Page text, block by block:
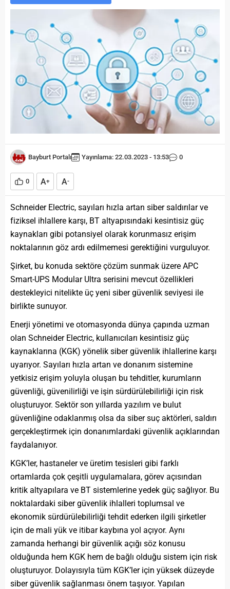
Bayburt Portalı Yayınlama: 22.03.2023 - 13:53 0
0 A+ A-
Schneider Electric, sayıları hızla artan siber saldırılar ve
fiziksel ihlallere karşı, BT altyapısındaki kesintisiz güç
kaynakları gibi potansiyel olarak korunmasız erişim
noktalarının göz ardı edilmemesi gerektiğini vurguluyor.
Şirket, bu konuda sektöre çözüm sunmak üzere APC
Smart-UPS Modular Ultra serisini mevcut özellikleri
destekleyici nitelikte üç yeni siber güvenlik seviyesi ile
birlikte sunuyor.
Enerji yönetimi ve otomasyonda dünya çapında uzman
olan Schneider Electric, kullanıcıları kesintisiz güç
kaynaklarına (KGK) yönelik siber güvenlik ihlallerine karşı
uyarıyor. Sayıları hızla artan ve donanım sistemine
yetkisiz erişim yoluyla oluşan bu tehditler, kurumların
güvenliği, güvenilirliği ve işin sürdürülebilirliği için risk
oluşturuyor. Sektör son yıllarda yazılım ve bulut
güvenliğine odaklanmış olsa da siber suç aktörleri, saldırı
gerçekleştirmek için donanımlardaki güvenlik açıklarından
faydalanıyor.
KGK’ler, hastaneler ve üretim tesisleri gibi farklı
ortamlarda çok çeşitli uygulamalara, görev açısından
kritik altyapılara ve BT sistemlerine yedek güç sağlıyor. Bu
noktalardaki siber güvenlik ihlalleri toplumsal ve
ekonomik sürdürülebilirliği tehdit ederken ilgili şirketler
için de mali yük ve itibar kaybına yol açıyor. Aynı
zamanda herhangi bir güvenlik açığı söz konusu
olduğunda hem KGK hem de bağlı olduğu sistem için risk
oluşturuyor. Dolayısıyla tüm KGK’ler için yüksek düzeyde
siber güvenlik sağlanması önem taşıyor. Yapılan